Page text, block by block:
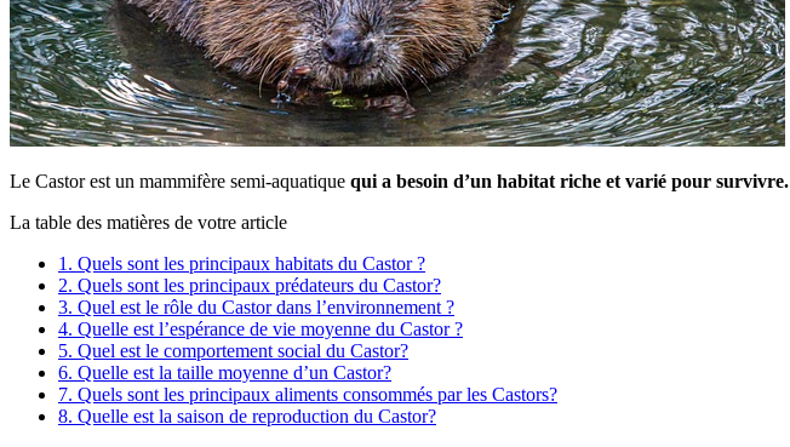
Le Castor est un mammifère semi-aquatique qui a besoin d’un habitat riche et varié pour survivre.
La table des matières de votre article
1. Quels sont les principaux habitats du Castor ?
2. Quels sont les principaux prédateurs du Castor?
3. Quel est le rôle du Castor dans l’environnement ?
4. Quelle est l’espérance de vie moyenne du Castor ?
5. Quel est le comportement social du Castor?
6. Quelle est la taille moyenne d’un Castor?
7. Quels sont les principaux aliments consommés par les Castors?
8. Quelle est la saison de reproduction du Castor?